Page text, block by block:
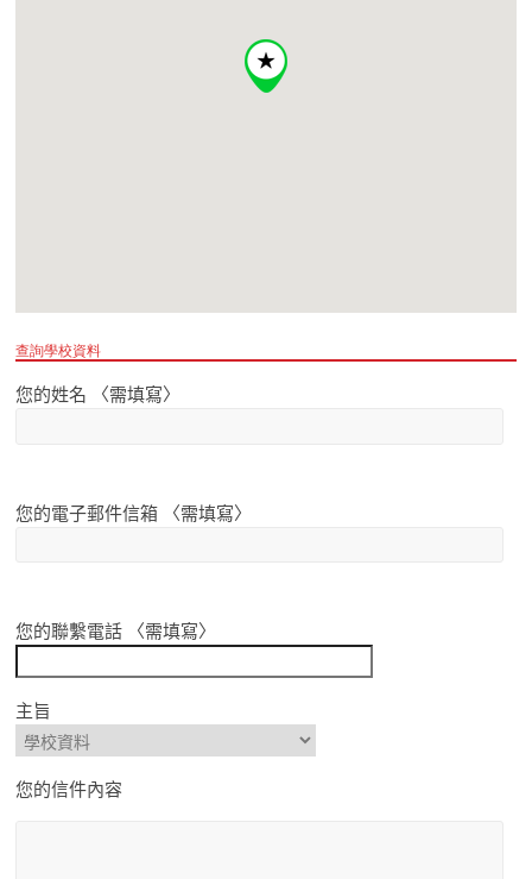
查詢學校資料
您的姓名 〈需填寫〉
您的電子郵件信箱 〈需填寫〉
您的聯繫電話 〈需填寫〉
主旨
您的信件內容